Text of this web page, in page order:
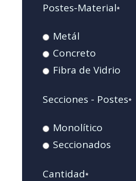
Postes-Material*
Metál
Concreto
Fibra de Vidrio
Secciones - Postes*
Monolítico
Seccionados
Cantidad*